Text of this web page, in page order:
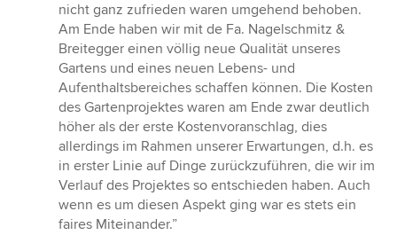
nicht ganz zufrieden waren umgehend behoben.
Am Ende haben wir mit de Fa. Nagelschmitz &
Breitegger einen völlig neue Qualität unseres
Gartens und eines neuen Lebens- und
Aufenthaltsbereiches schaffen können. Die Kosten
des Gartenprojektes waren am Ende zwar deutlich
höher als der erste Kostenvoranschlag, dies
allerdings im Rahmen unserer Erwartungen, d.h. es
in erster Linie auf Dinge zurückzuführen, die wir im
Verlauf des Projektes so entschieden haben. Auch
wenn es um diesen Aspekt ging war es stets ein
faires Miteinander.”